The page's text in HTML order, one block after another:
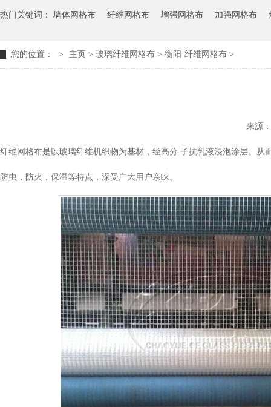
热门关键词： 墙体网格布 纤维网格布 增强网格布 加强网格布
您的位置： > 主页 > 玻璃纤维网格布 > 衡阳-纤维网格布 >
来源：
纤维网格布是以玻璃纤维机织物为基材，经高分 子抗乳液浸泡涂层。
防虫，防火，保温等特点，深受广大用户亲睐。